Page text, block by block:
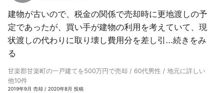
建物が古いので、税金の関係で売却時に更地渡しの予
定であったが、買い手が建物の利用を考えていて、現
状渡しの代わりに取り壊し費用分を差し引...続きをみ
る
甘楽郡甘楽町の一戸建てを500万円で売却 / 60代男性 / 地元に詳しい
他10件
2019年9月 売却 / 2020年8月 投稿